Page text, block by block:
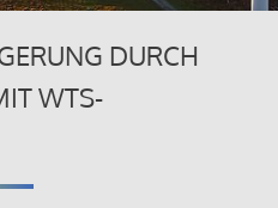
DURCH
WTS-